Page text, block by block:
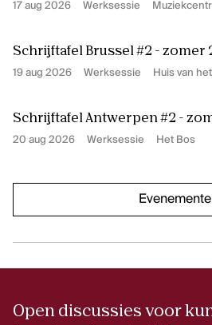
17 aug 2026 Werksessie
Schrijftafel Brussel #2 - zomer
19 aug 2026 Werksessie
Schrijftafel Antwerpen #2 -
20 aug 2026 Werksessie Het Bos
Open discussies voor